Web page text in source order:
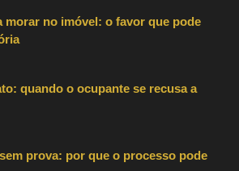
morar no imóvel: o favor que pode
quando o ocupante se recusa a
prova: por que o processo pode